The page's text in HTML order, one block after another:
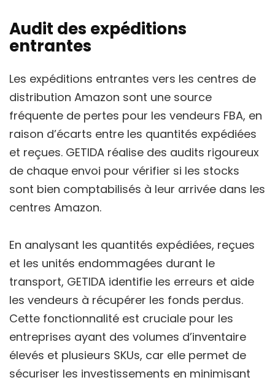
Audit des expéditions
entrantes
Les expéditions entrantes vers les centres de
distribution Amazon sont une source
fréquente de pertes pour les vendeurs FBA, en
raison d’écarts entre les quantités expédiées
et reçues. GETIDA réalise des audits rigoureux
de chaque envoi pour vérifier si les stocks
sont bien comptabilisés à leur arrivée dans les
centres Amazon.
En analysant les quantités expédiées, reçues
et les unités endommagées durant le
transport, GETIDA identifie les erreurs et aide
les vendeurs à récupérer les fonds perdus.
Cette fonctionnalité est cruciale pour les
entreprises ayant des volumes d’inventaire
élevés et plusieurs SKUs, car elle permet de
sécuriser les investissements en minimisant